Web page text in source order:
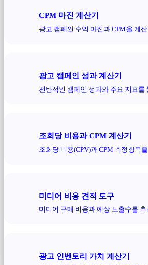
CPM 마진 계산기
광고 캠페인 수익 마진과 CPM을 계
광고 캠페인 성과 계산기
전반적인 캠페인 성과와 주요 지표를
조회당 비용과 CPM 계산기
조회당 비용(CPV)과 CPM 측정항목
미디어 비용 견적 도구
미디어 구매 비용과 예상 노출수를
광고 인벤토리 가치 계산기